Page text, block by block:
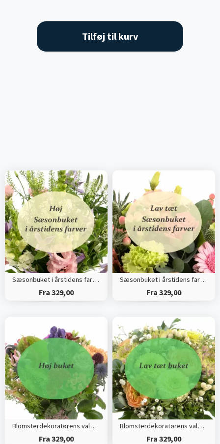
Tilføj til kurv
Sæsonbuket i årstidens farver (Høj)
Fra 329,00
Sæsonbuket i årstidens farver (Tæt)
Fra 329,00
Blomsterdekoratørens valg (Høj)
Fra 329,00
Blomsterdekoratørens valg (Tæt)
Fra 329,00